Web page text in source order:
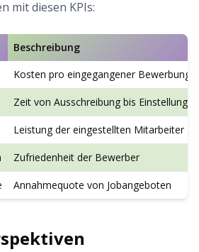
mit diesen KPIs:
Beschreibung
Kosten pro eingegangener Bewerbung
Zeit von Ausschreibung bis Einstellung
Leistung der eingestellten Mitarbeiter
Zufriedenheit der Bewerber
Annahmequote von Jobangeboten